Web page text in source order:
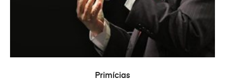
PRIDAŤ DO KOŠÍKA
Primícias